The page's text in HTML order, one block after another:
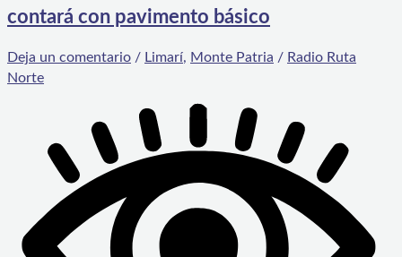
contará con pavimento básico
Deja un comentario / Limarí, Monte Patria / Radio Ruta
Norte